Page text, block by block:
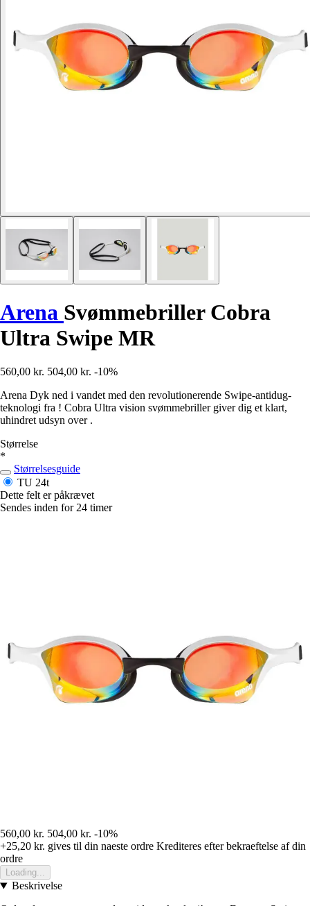
Arena Svømmebriller Cobra
Ultra Swipe MR
560,00 kr. 504,00 kr. -10%
Arena Dyk ned i vandet med den revolutionerende Swipe-antidug-
teknologi fra ! Cobra Ultra vision svømmebriller giver dig et klart,
uhindret udsyn over .
Størrelse
*
Størrelsesguide
TU 24t
Dette felt er påkrævet
Sendes inden for 24 timer
560,00 kr. 504,00 kr. -10%
+25,20 kr. gives til din naeste ordre Krediteres efter bekraeftelse af din
ordre
Loading...
Beskrivelse